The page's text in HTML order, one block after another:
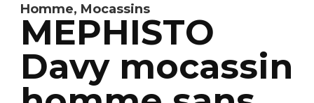
Homme, Mocassins
MEPHISTO
Davy mocassin